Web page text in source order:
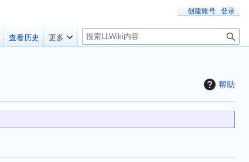
帮助
创建账号 登录
查看历史 更多
搜
索